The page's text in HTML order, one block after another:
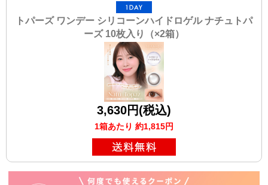
トパーズ ワンデー シリコーンハイドロゲル ナチュトパ
ーズ 10枚入り（×2箱）
3,630円(税込)
1箱あたり 約1,815円